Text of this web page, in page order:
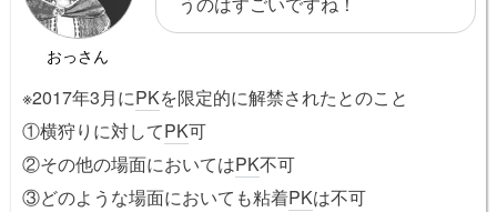
おっさん
※2017年3月にPKを限定的に解禁されたとのこと
①横狩りに対してPK可
②その他の場面においてはPK不可
③どのような場面においても粘着PKは不可